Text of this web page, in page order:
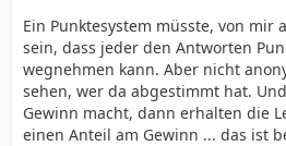
Ein Punktesystem müsste, von mir
sein, dass jeder den Antworten
wegnehmen kann. Aber nicht
sehen, wer da abgestimmt hat.
Gewinn macht, dann erhalten die
einen Anteil am Gewinn ... das ist